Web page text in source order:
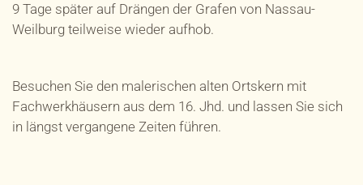
9 Tage später auf Drängen der Grafen von Nassau-
Weilburg teilweise wieder aufhob.
Besuchen Sie den malerischen alten Ortskern mit
Fachwerkhäusern aus dem 16. Jhd. und lassen Sie sich
in längst vergangene Zeiten führen.